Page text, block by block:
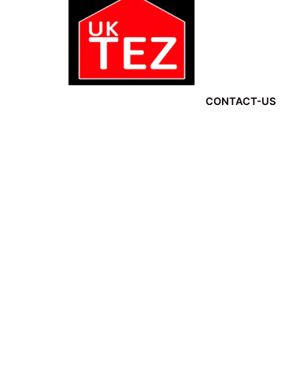
CONTACT-US